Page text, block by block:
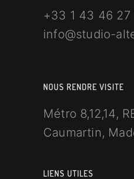
+33 1 43 46 27
info@studio-
NOUS RENDRE VISITE
Métro 8,12,14,
Caumartin,
LIENS UTILES